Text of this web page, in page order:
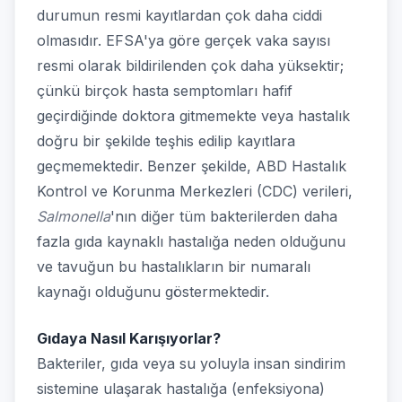
durumun resmi kayıtlardan çok daha ciddi
olmasıdır. EFSA'ya göre gerçek vaka sayısı
resmi olarak bildirilenden çok daha yüksektir;
çünkü birçok hasta semptomları hafif
geçirdiğinde doktora gitmemekte veya hastalık
doğru bir şekilde teşhis edilip kayıtlara
geçmemektedir. Benzer şekilde, ABD Hastalık
Kontrol ve Korunma Merkezleri (CDC) verileri,
Salmonella'nın diğer tüm bakterilerden daha
fazla gıda kaynaklı hastalığa neden olduğunu
ve tavuğun bu hastalıkların bir numaralı
kaynağı olduğunu göstermektedir.
Gıdaya Nasıl Karışıyorlar?
Bakteriler, gıda veya su yoluyla insan sindirim
sistemine ulaşarak hastalığa (enfeksiyona)